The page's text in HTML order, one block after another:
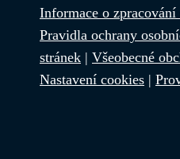
Informace o zpracování
Pravidla ochrany
stránek | Všeobecné
Nastavení cookies |